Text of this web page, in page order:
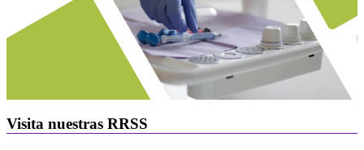
Visita nuestras RRSS